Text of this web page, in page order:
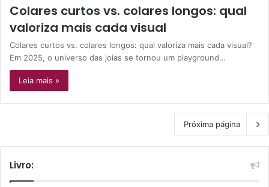
Colares curtos vs. colares longos: qual
valoriza mais cada visual
Colares curtos vs. colares longos: qual valoriza mais cada visual?
Em 2025, o universo das joias se tornou um playground…
Leia mais »
Próxima página
Livro: